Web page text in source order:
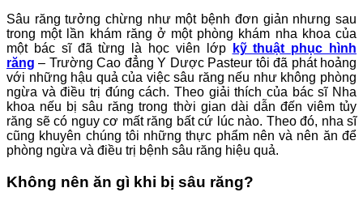
Sâu răng tưởng chừng như một bệnh đơn giản nhưng sau
trong một lần khám răng ở một phòng khám nha khoa của
một bác sĩ đã từng là học viên lớp
kỹ thuật phục hình
răng – Trường Cao đẳng Y Dược Pasteur tôi đã phát hoảng
với những hậu quả của việc sâu răng nếu như không phòng
ngừa và điều trị đúng cách. Theo giải thích của bác sĩ Nha
khoa nếu bị sâu răng trong thời gian dài dẫn đến viêm tủy
răng sẽ có nguy cơ mất răng bất cứ lúc nào. Theo đó, nha sĩ
cũng khuyên chúng tôi những thực phẩm nên và nên ăn để
phòng ngừa và điều trị bệnh sâu răng hiệu quả.
Không nên ăn gì khi bị sâu răng?